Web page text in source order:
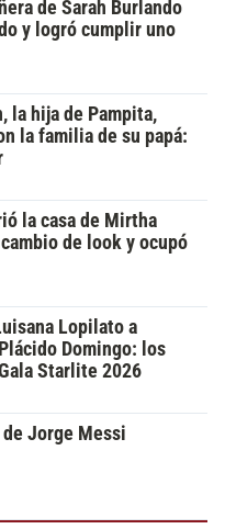
de Sarah Burlando
y logró cumplir uno
la hija de Pampita,
la familia de su papá:
la casa de Mirtha
de look y ocupó
Lopilato a
Domingo: los
Starlite 2026
Jorge Messi